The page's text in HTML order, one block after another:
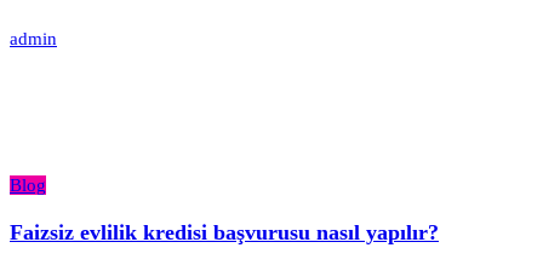
admin
Blog
Faizsiz evlilik kredisi başvurusu nasıl yapılır?